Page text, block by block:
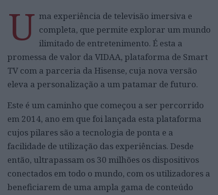
U ma experiência de televisão imersiva e
completa, que permite explorar um mundo
ilimitado de entretenimento. É esta a
promessa de valor da VIDAA, plataforma de Smart
TV com a parceria da Hisense, cuja nova versão
eleva a personalização a um patamar de futuro.
Este é um caminho que começou a ser percorrido
em 2014, ano em que foi lançada esta plataforma
cujos pilares são a tecnologia de ponta e a
facilidade de utilização das experiências. Desde
então, ultrapassam os 30 milhões os dispositivos
conectados em todo o mundo, com os utilizadores a
beneficiarem de uma ampla gama de conteúdo